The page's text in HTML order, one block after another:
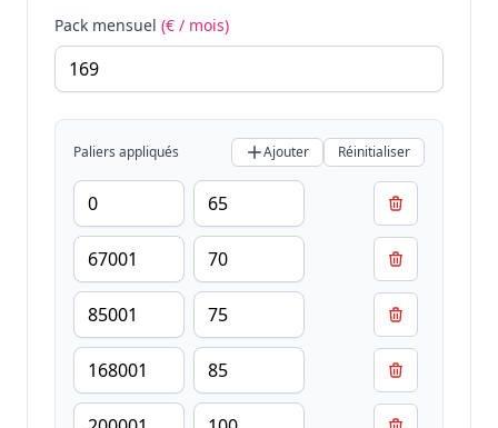
Pack mensuel (€ / mois)
Paliers appliqués Ajouter Réinitialiser